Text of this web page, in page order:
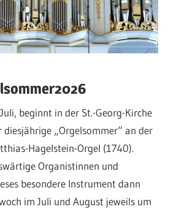
beginnt in der St.-Georg-Kirche
„Orgelsommer“ an der
Hagelstein-Orgel (1740).
Organistinnen und
besondere Instrument dann
im Juli und August jeweils um